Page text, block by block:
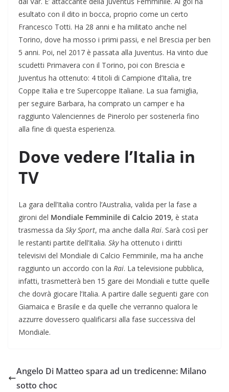
esultato con il dito in bocca, proprio come un certo
Francesco Totti. Ha 28 anni e ha militato anche nel
Torino, dove ha mosso i primi passi, e nel Brescia per ben
5 anni. Poi, nel 2017 è passata alla Juventus. Ha vinto due
scudetti Primavera con il Torino, poi con Brescia e
Juventus ha ottenuto: 4 titoli di Campione d’Italia, tre
Coppe Italia e tre Supercoppe Italiane. La sua famiglia,
per seguire Barbara, ha comprato un camper e ha
raggiunto Valenciennes de Pinerolo per sostenerla fino
alla fine di questa esperienza.
Dove vedere l’Italia in
TV
La gara dell’Italia contro l’Australia, valida per la fase a
gironi del Mondiale Femminile di Calcio 2019, è stata
trasmessa da Sky Sport, ma anche dalla Rai. Sarà così per
le restanti partite dell’Italia. Skyha ottenuto i diritti
televisivi del Mondiale di Calcio Femminile, ma ha anche
raggiunto un accordo con la Rai. La televisione pubblica,
infatti, trasmetterà ben 15 gare dei Mondiali e tutte quelle
che dovrà giocare l’Italia. A partire dalle seguenti gare con
Giamaica e Brasile e da quelle che verranno qualora le
azzurre dovessero qualificarsi alla fase successiva del
Mondiale.
Angelo Di Matteo spara ad un tredicenne: Milano
sotto choc